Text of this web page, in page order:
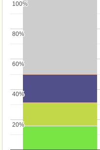
20%
20%
40%
40%
60%
60%
80%
80%
100%
100%